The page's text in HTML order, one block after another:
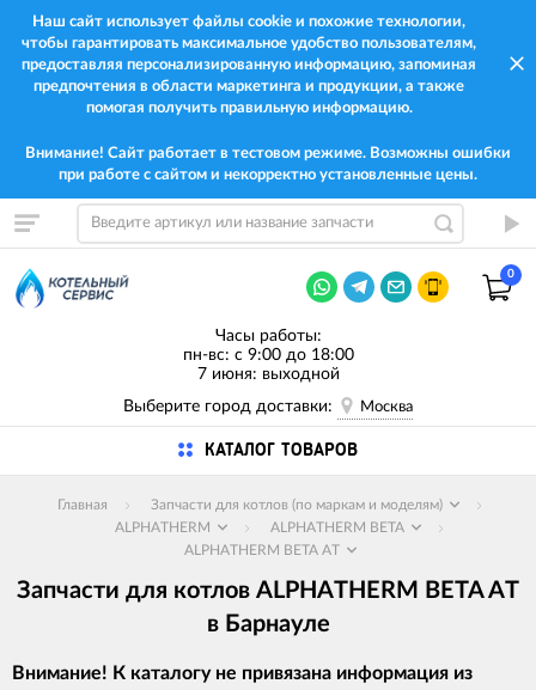
Наш сайт использует файлы cookie и похожие технологии,
чтобы гарантировать максимальное удобство пользователям,
предоставляя персонализированную информацию, запоминая
предпочтения в области маркетинга и продукции, а также
помогая получить правильную информацию.
Внимание! Сайт работает в тестовом режиме. Возможны ошибки
при работе с сайтом и некорректно установленные цены.
0
Часы работы:
пн-вс: с 9:00 до 18:00
7 июня: выходной
Выберите город доставки:
Москва
КАТАЛОГ ТОВАРОВ
Главная
Запчасти для котлов (по маркам и моделям)
ALPHATHERM
ALPHATHERM BETA
ALPHATHERM BETA AT
Запчасти для котлов ALPHATHERM BETA AT
в Барнауле
Внимание! К каталогу не привязана информация из